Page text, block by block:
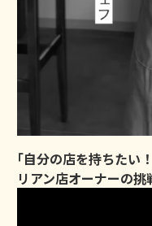
｢自分の店を持ちたい
リアン店オーナーの挑